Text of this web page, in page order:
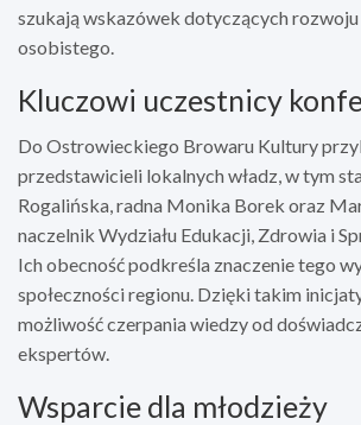
szukają wskazówek dotyczących
osobistego.
Kluczowi uczestnicy
Do Ostrowieckiego Browaru Kultury
przedstawicieli lokalnych władz, w tym
Rogalińska, radna Monika Borek oraz
naczelnik Wydziału Edukacji, Zdrowia i
Ich obecność podkreśla znaczenie tego
społeczności regionu. Dzięki takim
możliwość czerpania wiedzy od
ekspertów.
Wsparcie dla młodzieży